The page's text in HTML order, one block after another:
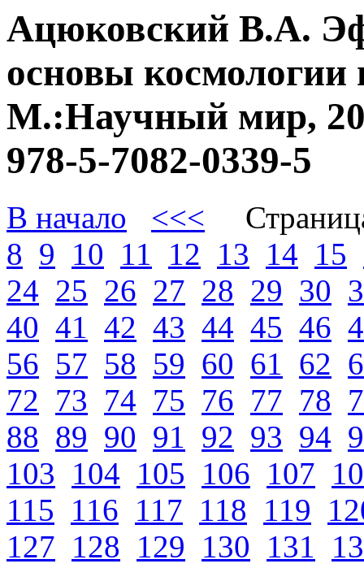
Ацюковский В.А.
основы космологии
М.:Научный мир,
978-5-7082-0339-5
В начало <<<
8 9 10 11 12 13 14 15
24 25 26 27 28 29 30
40 41 42 43 44 45 46
56 57 58 59 60 61 62
72 73 74 75 76 77 78
88 89 90 91 92 93 94
103 104 105 106 107
115 116 117 118 119
127 128 129 130 131